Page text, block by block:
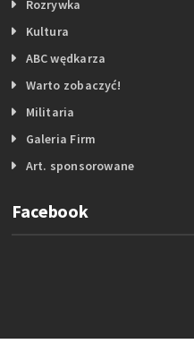
Rozrywka
Kultura
ABC wędkarza
Warto zobaczyć!
Militaria
Galeria Firm
Art. sponsorowane
Facebook